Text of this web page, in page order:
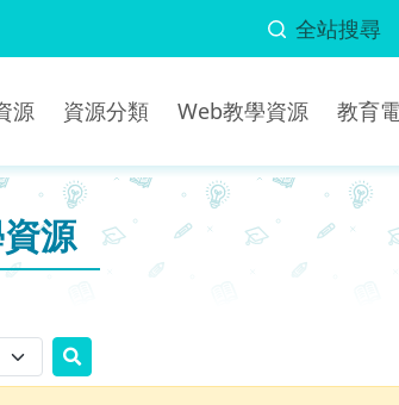
全站搜尋
源 資源分類 Web教學資源 教育
源